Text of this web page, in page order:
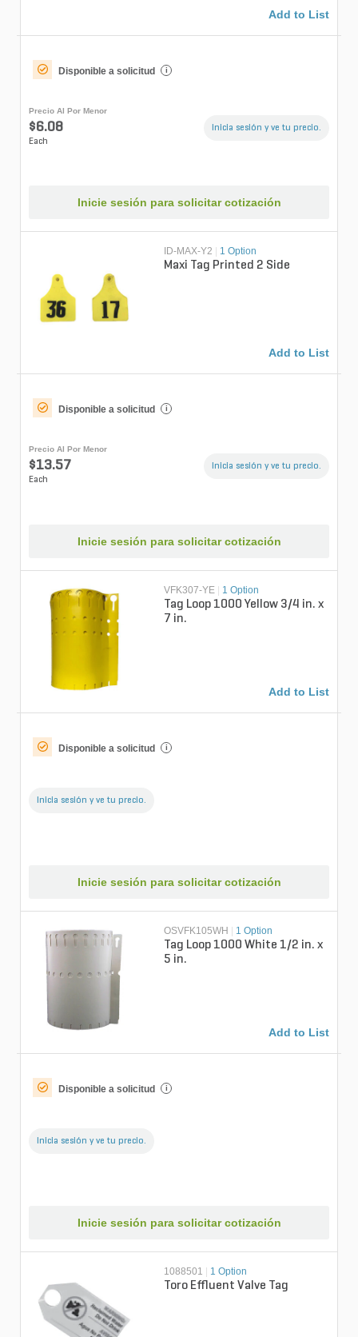
Add to List
Disponible a solicitud i
Precio Al Por Menor
$6.08
Each
Inicia sesión y ve tu precio.
Inicie sesión para solicitar cotización
ID-MAX-Y2 1 Option
Maxi Tag Printed 2 Side
Add to List
Disponible a solicitud i
Precio Al Por Menor
$13.57
Each
Inicia sesión y ve tu precio.
Inicie sesión para solicitar cotización
VFK307-YE | 1 Option
Tag Loop 1000 Yellow 3/4 in. x
7 in.
Add to List
Disponible a solicitud i
Inicia sesión y ve tu precio.
Inicie sesión para solicitar cotización
OSVFK105WH | 1 Option
Tag Loop 1000 White 1/2 in. x
5 in.
Add to List
Disponible a solicitud i
Inicia sesión y ve tu precio.
Inicie sesión para solicitar cotización
1088501 1 Option
Toro Effluent Valve Tag